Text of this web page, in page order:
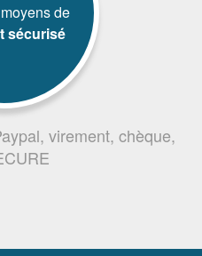
de
sécurisé
virement, chèque,